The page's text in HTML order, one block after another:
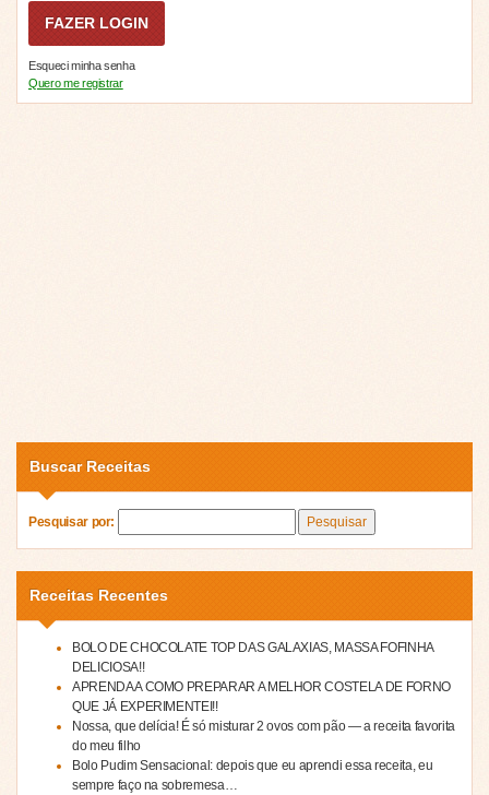
Esqueci minha senha
Quero me registrar
Buscar Receitas
Pesquisar por:
Receitas Recentes
BOLO DE CHOCOLATE TOP DAS GALAXIAS, MASSA FOFINHA
DELICIOSA!!
APRENDA A COMO PREPARAR A MELHOR COSTELA DE FORNO
QUE JÁ EXPERIMENTEI!!
Nossa, que delícia! É só misturar 2 ovos com pão — a receita favorita
do meu filho
Bolo Pudim Sensacional: depois que eu aprendi essa receita, eu
sempre faço na sobremesa…